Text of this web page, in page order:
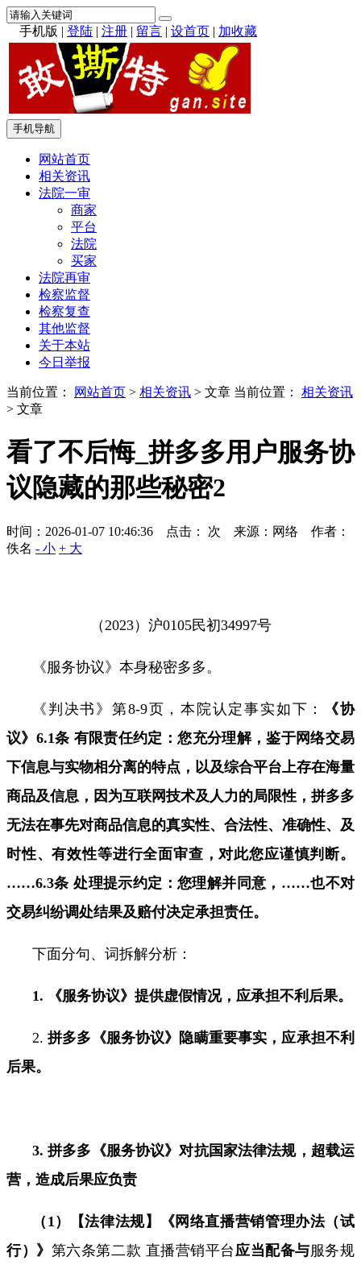
手机版 | 登陆 | 注册 | 留言 | 设首页 | 加收藏
手机导航
网站首页
相关资讯
法院一审
商家
平台
法院
买家
法院再审
检察监督
检察复查
其他监督
关于本站
今日举报
当前位置： 网站首页 > 相关资讯 > 文章 当前位置： 相关资讯
> 文章
看了不后悔_拼多多用户服务协
议隐藏的那些秘密2
时间：2026-01-07 10:46:36 点击： 次 来源：网络 作者：
佚名 - 小 + 大
（ 2023）沪0105民初34997号
《服务协议》本身秘密多多。
《判决书》第8-9页，本院认定事实如下：
《协
议》 6.1条 有限责任约定：您充分理解，鉴于网络交易
下信息与实物相分离的特点，以及综合平台上存在海量
商品及信息，因为互联网技术及人力的局限性，拼多多
无法在事先对商品信息的真实性、合法性、准确性、及
时性、有效性等进行全面审查，对此您应谨慎判断。
……6.3条 处理提示约定：您理解并同意， ……也不对
交易纠纷调处结果及赔付决定承担责任。
下面分句、词拆解分析：
1. 《服务协议》提供虚假情况，应承担不利后果。
2.拼多多《服务协议》隐瞒重要事实，应承担不利
后果。
3.拼多多《服务协议》对抗国家法律法规，超载运
营，造成后果应负责
（ 1 ）【法律法规】《网络直播营销管理办法（试
行）》 第六条第二款 直播营销平台 应当配备与服务规